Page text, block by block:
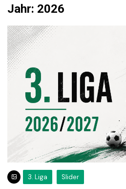
Jahr: 2026
3. Liga Slider